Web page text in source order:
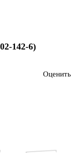
142-6)
Оценить